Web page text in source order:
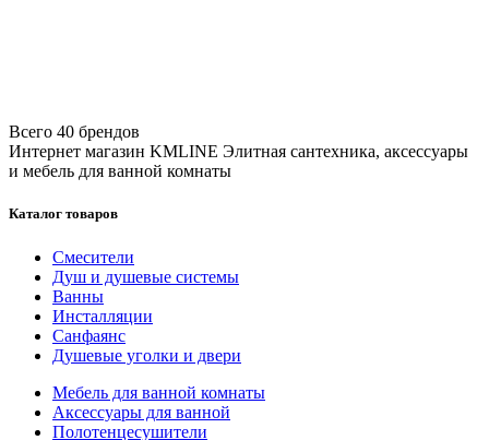
Всего 40 брендов
Интернет магазин KMLINE Элитная сантехника, аксессуары
и мебель для ванной комнаты
Каталог товаров
Смесители
Душ и душевые системы
Ванны
Инсталляции
Санфаянс
Душевые уголки и двери
Мебель для ванной комнаты
Аксессуары для ванной
Полотенцесушители